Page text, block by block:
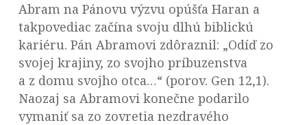
Abram na Pánovu výzvu opúšťa Haran a
takpovediac začína svoju dlhú biblickú
kariéru. Pán Abramovi zdôraznil: „Odíď zo
svojej krajiny, zo svojho príbuzenstva
a z domu svojho otca…“ (porov. Gen 12,1).
Naozaj sa Abramovi konečne podarilo
vymaniť sa zo zovretia nezdravého